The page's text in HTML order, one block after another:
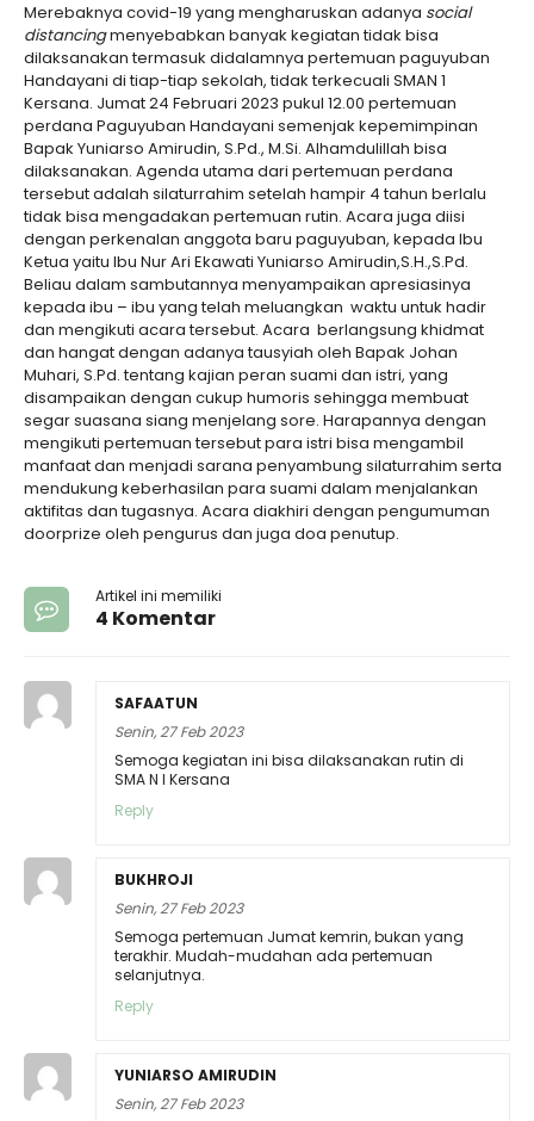
Merebaknya covid-19 yang mengharuskan adanya social
distancingmenyebabkan banyak kegiatan tidak bisa
dilaksanakan termasuk didalamnya pertemuan paguyuban
Handayani di tiap-tiap sekolah, tidak terkecuali SMAN 1
Kersana. Jumat 24 Februari 2023 pukul 12.00 pertemuan
perdana Paguyuban Handayani semenjak kepemimpinan
Bapak Yuniarso Amirudin, S.Pd., M.Si. Alhamdulillah bisa
dilaksanakan. Agenda utama dari pertemuan perdana
tersebut adalah silaturrahim setelah hampir 4 tahun berlalu
tidak bisa mengadakan pertemuan rutin. Acara juga diisi
dengan perkenalan anggota baru paguyuban, kepada Ibu
Ketua yaitu Ibu Nur Ari Ekawati Yuniarso Amirudin,S.H.,S.Pd.
Beliau dalam sambutannya menyampaikan apresiasinya
kepada ibu – ibu yang telah meluangkan waktu untuk hadir
dan mengikuti acara tersebut. Acara berlangsung khidmat
dan hangat dengan adanya tausyiah oleh Bapak Johan
Muhari, S.Pd. tentang kajian peran suami dan istri, yang
disampaikan dengan cukup humoris sehingga membuat
segar suasana siang menjelang sore. Harapannya dengan
mengikuti pertemuan tersebut para istri bisa mengambil
manfaat dan menjadi sarana penyambung silaturrahim serta
mendukung keberhasilan para suami dalam menjalankan
aktifitas dan tugasnya. Acara diakhiri dengan pengumuman
doorprize oleh pengurus dan juga doa penutup.
Artikel ini memiliki
4 Komentar
SAFAATUN
Senin, 27 Feb 2023
Semoga kegiatan ini bisa dilaksanakan rutin di
SMA N I Kersana
Reply
BUKHROJI
Senin, 27 Feb 2023
Semoga pertemuan Jumat kemrin, bukan yang
terakhir. Mudah-mudahan ada pertemuan
selanjutnya.
Reply
YUNIARSO AMIRUDIN
Senin, 27 Feb 2023